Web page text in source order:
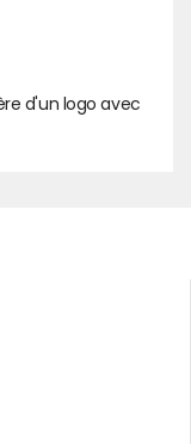
d'un logo avec